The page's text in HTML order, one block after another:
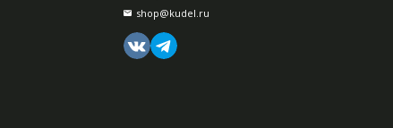
shop@kudel.ru